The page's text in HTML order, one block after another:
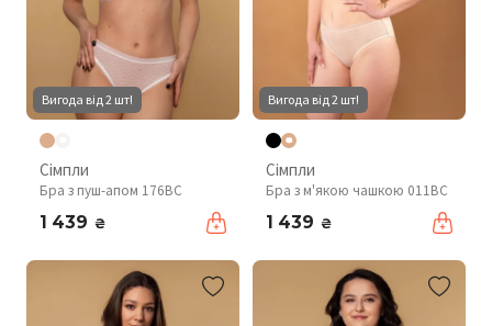
Вигода від 2 шт!
Сімпли
Бра з пуш-апом 176BC
1 439 ₴
Вигода від 2 шт!
Сімпли
Бра з м'якою чашкою 011BC
1 439 ₴